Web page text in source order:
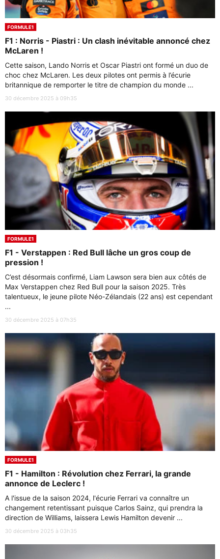
FORMULE1
F1 : Norris - Piastri : Un clash inévitable annoncé chez
McLaren !
Cette saison, Lando Norris et Oscar Piastri ont formé un duo de
choc chez McLaren. Les deux pilotes ont permis à l’écurie
britannique de remporter le titre de champion du monde ...
30 décembre 2025 à 09h35
FORMULE1
F1 - Verstappen : Red Bull lâche un gros coup de
pression !
C’est désormais confirmé, Liam Lawson sera bien aux côtés de
Max Verstappen chez Red Bull pour la saison 2025. Très
talentueux, le jeune pilote Néo-Zélandais (22 ans) est cependant
...
30 décembre 2025 à 07h35
FORMULE1
F1 - Hamilton : Révolution chez Ferrari, la grande
annonce de Leclerc !
A l'issue de la saison 2024, l'écurie Ferrari va connaître un
changement retentissant puisque Carlos Sainz, qui prendra la
direction de Williams, laissera Lewis Hamilton devenir ...
30 décembre 2025 à 03h35